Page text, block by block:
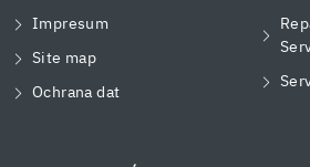
Impresum
Site map
Ochrana dat